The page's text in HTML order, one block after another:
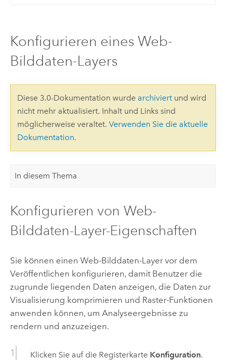
Konfigurieren eines Web-
Bilddaten-Layers
Diese 3.0-Dokumentation wurde archiviertund wird
nicht mehr aktualisiert. Inhalt und Links sind
möglicherweise veraltet. Verwenden Sie die aktuelle
Dokumentation.
In diesem Thema
Konfigurieren von Web-
Bilddaten-Layer-Eigenschaften
Sie können einen Web-Bilddaten-Layer vor dem
Veröffentlichen konfigurieren, damit Benutzer die
zugrunde liegenden Daten anzeigen, die Daten zur
Visualisierung komprimieren und Raster-Funktionen
anwenden können, um Analyseergebnisse zu
rendern und anzuzeigen.
Klicken Sie auf die Registerkarte Konfiguration.